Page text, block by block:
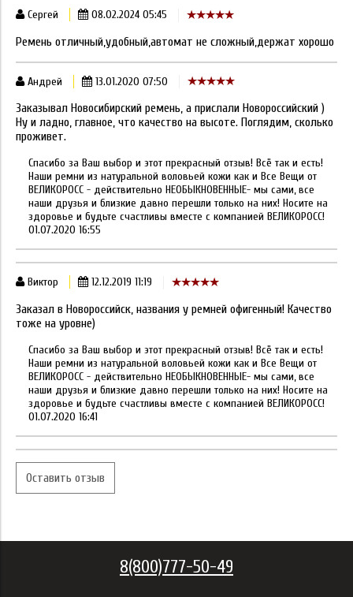
Сергей 08.02.2024 05:45
Ремень отличный,удобный,автомат не сложный,держат хорошо
Андрей 13.01.2020 07:50
Заказывал Новосибирский ремень, а прислали Новороссийский )
Ну и ладно, главное, что качество на высоте. Поглядим, сколько
проживет.
Спасибо за Ваш выбор и этот прекрасный отзыв! Всё так и есть!
Наши ремни из натуральной воловьей кожи как и Все Вещи от
ВЕЛИКОРОСС - действительно НЕОБЫКНОВЕННЫЕ- мы сами, все
наши друзья и близкие давно перешли только на них! Носите на
здоровье и будьте счастливы вместе с компанией ВЕЛИКОРОСС!
01.07.2020 16:55
Виктор 12.12.2019 11:19
Заказал в Новороссийск, названия у ремней офигенный! Качество
тоже на уровне)
Спасибо за Ваш выбор и этот прекрасный отзыв! Всё так и есть!
Наши ремни из натуральной воловьей кожи как и Все Вещи от
ВЕЛИКОРОСС - действительно НЕОБЫКНОВЕННЫЕ- мы сами, все
наши друзья и близкие давно перешли только на них! Носите на
здоровье и будьте счастливы вместе с компанией ВЕЛИКОРОСС!
01.07.2020 16:41
Оставить отзыв
8(800)777-50-49